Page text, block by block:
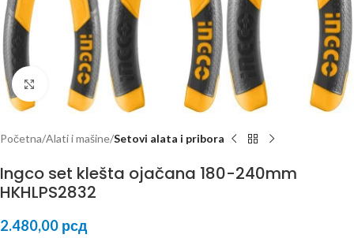
Kliknite za uvećanje
Početna Alati i mašine Setovi alata i pribora
Ingco set klešta ojačana 180-240mm
HKHLPS2832
2.480,00 рсд